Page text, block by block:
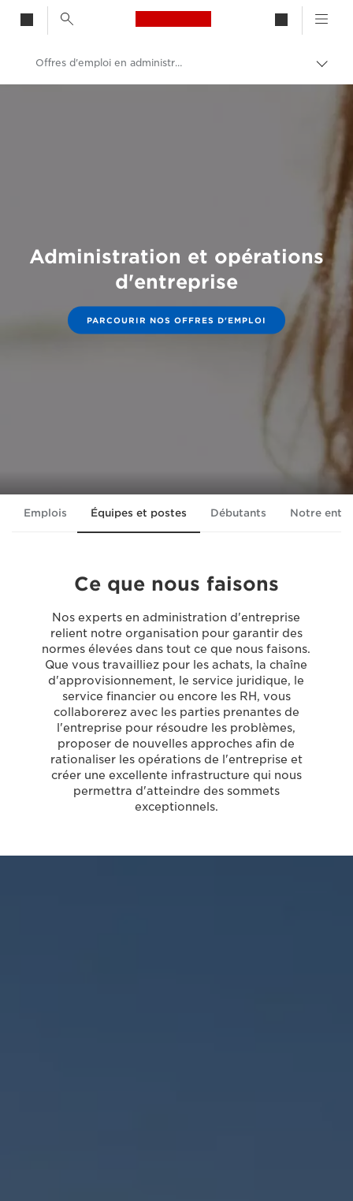
Canon Logo, back to
entre
Offres d'emploi en administration et opérations d'entreprise
Administration et opérations
d'entreprise
PARCOURIR NOS OFFRES D'EMPLOI
Emplois Équipes et postes Débutants Notre
Ce que nous faisons
Nos experts en administration d'entreprise
relient notre organisation pour garantir des
normes élevées dans tout ce que nous faisons.
Que vous travailliez pour les achats, la chaîne
d'approvisionnement, le service juridique, le
service financier ou encore les RH, vous
collaborerez avec les parties prenantes de
l'entreprise pour résoudre les problèmes,
proposer de nouvelles approches afin de
rationaliser les opérations de l'entreprise et
créer une excellente infrastructure qui nous
permettra d'atteindre des sommets
exceptionnels.